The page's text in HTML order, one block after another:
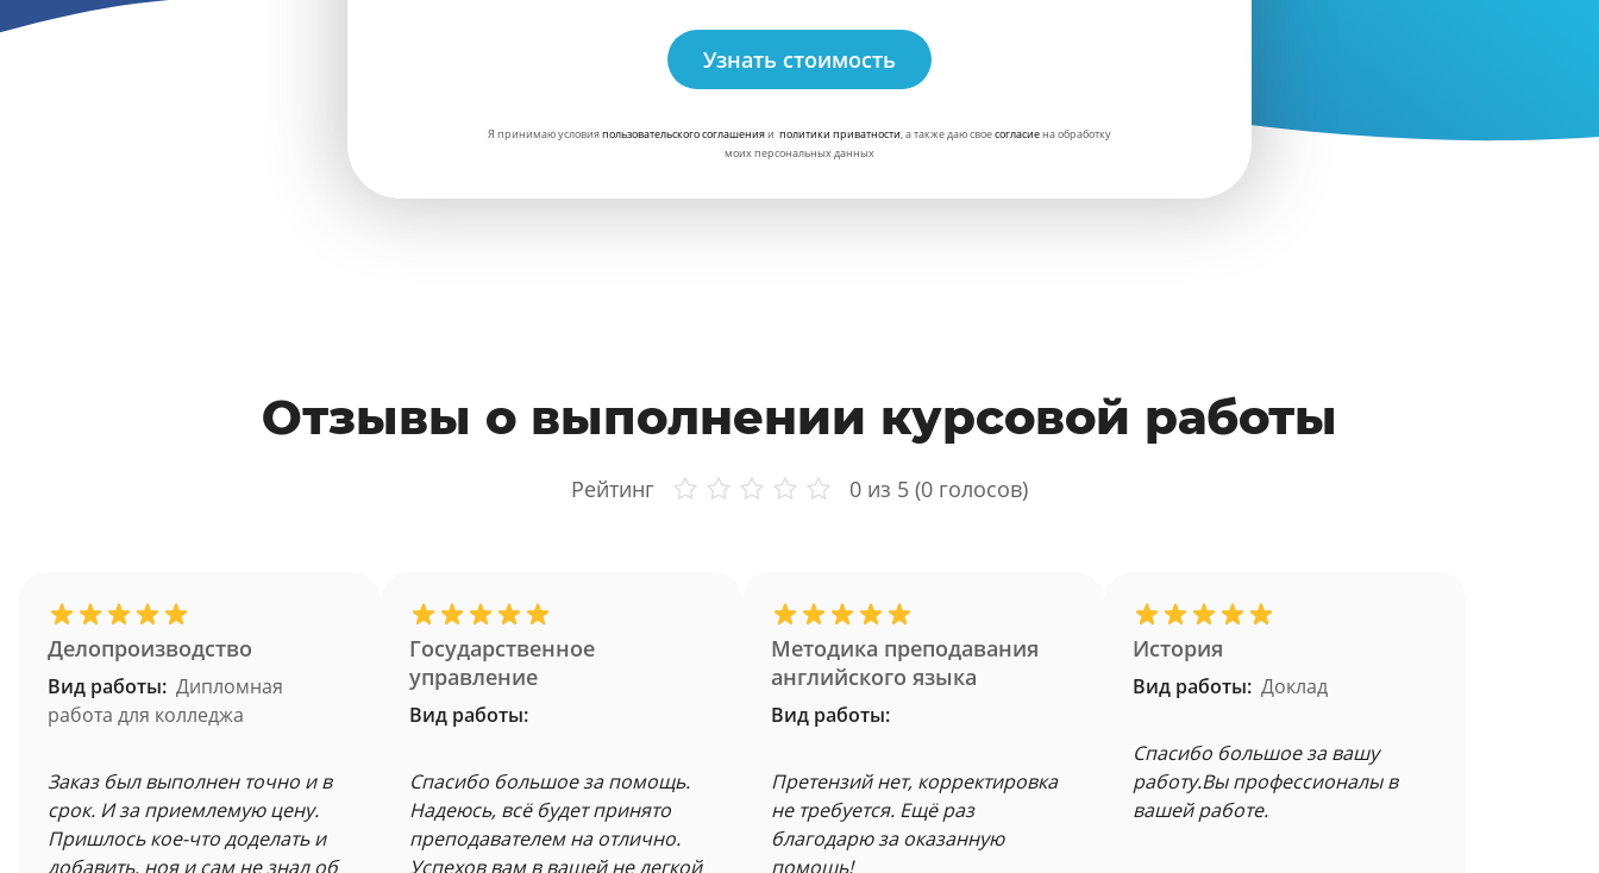
Узнать стоимость
Я принимаю условияпользовательского соглашенияи политики приватности, а также даю своесогласиена обработку
моих персональных данных
Отзывы о выполнении курсовой работы
Рейтинг 0 из 5 (0 голосов)
Делопроизводство
Вид работы: Дипломная
работа для колледжа
Заказ был выполнен точно и в
срок. И за приемлемую цену.
Пришлось кое-что доделать и
добавить, ноя и сам не знал об
Государственное
управление
Вид работы:
Спасибо большое за помощь.
Надеюсь, всё будет принято
преподавателем на отлично.
Успехов вам в вашей не легкой
Методика преподавания
английского языка
Вид работы:
Претензий нет, корректировка
не требуется. Ещё раз
благодарю за оказанную
помощь!
История
Вид работы: Доклад
Спасибо большое за вашу
работу.Вы профессионалы в
вашей работе.